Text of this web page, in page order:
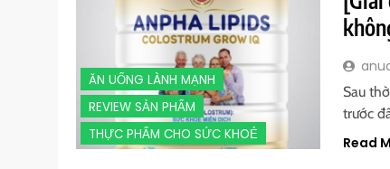
ĂN UỐNG LÀNH MẠNH
REVIEW SẢN PHẨM
THỰC PHẨM CHO SỨC KHOẺ
Sau
trước
Read